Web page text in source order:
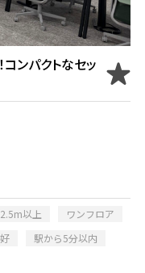
ンパクトなセッ
以上
ワンフロア
駅から5分以内